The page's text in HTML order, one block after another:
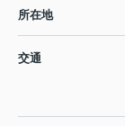
所在地
交通